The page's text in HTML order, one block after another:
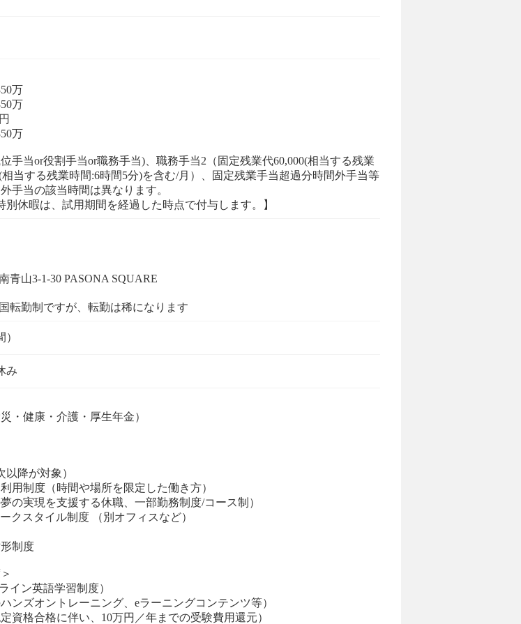
万
万
万
当or役割手当or職務手当)、職務手当2（固定残業代60,000(相当する残業
相当する残業時間:6時間5分)を含む/月）、固定残業手当超過分時間外手当等
当の該当時間は異なります。
青山3-1-30 PASONA SQUARE
み
・健康・介護・厚生年金）
以降が対象）
用制度（時間や場所を限定した働き方）
の実現を支援する休職、一部勤務制度/コース制）
クスタイル制度 （別オフィスなど）
制度
イン英語学習制度）
ンズオントレーニング、eラーニングコンテンツ等）
資格合格に伴い、10万円／年までの受験費用還元）